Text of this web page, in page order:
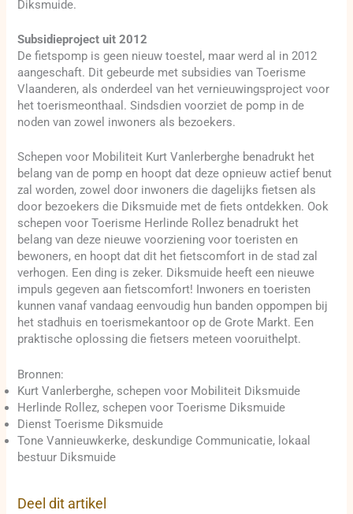
Diksmuide.
Subsidieproject uit 2012
De fietspomp is geen nieuw toestel, maar werd al in 2012
aangeschaft. Dit gebeurde met subsidies van Toerisme
Vlaanderen, als onderdeel van het vernieuwingsproject voor
het toerismeonthaal. Sindsdien voorziet de pomp in de
noden van zowel inwoners als bezoekers.
Schepen voor Mobiliteit Kurt Vanlerberghe benadrukt het
belang van de pomp en hoopt dat deze opnieuw actief benut
zal worden, zowel door inwoners die dagelijks fietsen als
door bezoekers die Diksmuide met de fiets ontdekken. Ook
schepen voor Toerisme Herlinde Rollez benadrukt het
belang van deze nieuwe voorziening voor toeristen en
bewoners, en hoopt dat dit het fietscomfort in de stad zal
verhogen. Een ding is zeker. Diksmuide heeft een nieuwe
impuls gegeven aan fietscomfort! Inwoners en toeristen
kunnen vanaf vandaag eenvoudig hun banden oppompen bij
het stadhuis en toerismekantoor op de Grote Markt. Een
praktische oplossing die fietsers meteen vooruithelpt.
Bronnen:
Kurt Vanlerberghe, schepen voor Mobiliteit Diksmuide
Herlinde Rollez, schepen voor Toerisme Diksmuide
Dienst Toerisme Diksmuide
Tone Vannieuwkerke, deskundige Communicatie, lokaal
bestuur Diksmuide
Deel dit artikel